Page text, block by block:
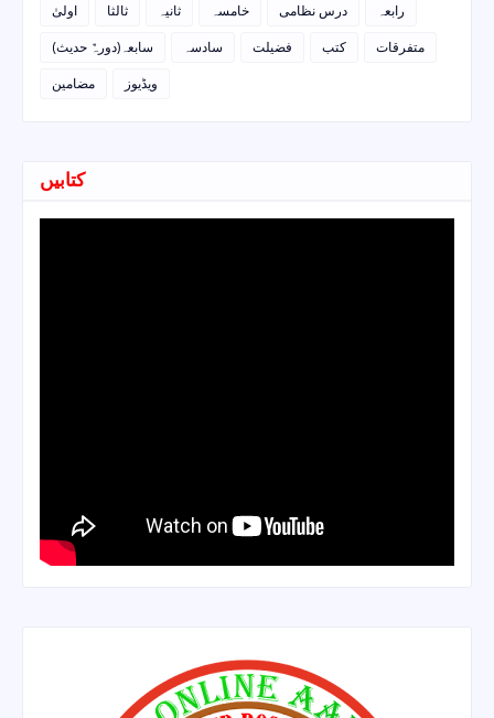
اولیٰ
ثالثا ثانیہ خامسہ درس نظامی
رابعہ
سابعہ(دورہٌ حدیث)
سادسہ فضیلت کتب
متفرقات
مضامین
ویڈیوز
کتابیں